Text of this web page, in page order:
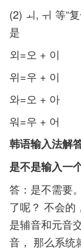
(2) ㅚ, ㅟ 等“
是
외=오 + 이
위=우 + 이
와=오 + 아
워=우 + 어
韩语输入法解
是不是输入一
答：是不需要
了呢？ 不会的
是辅音和元音
音， 那么系统